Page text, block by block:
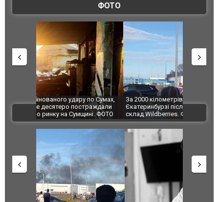
ФОТО
За 2000 кілометрів від кордону з Україною: в
Єкатеринбурзі після атаки дронів загорівся
склад Wildberries. ФОТО. ВІДЕО
"Мої
ВІДЕО